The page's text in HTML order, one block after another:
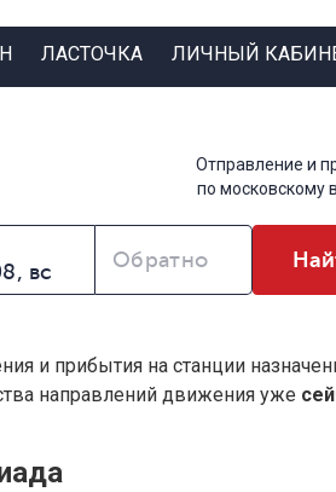
ЛАСТОЧКА ЛИЧНЫЙ
Отправление и
по московскому
Обратно
и прибытия на станции
направлений движения уже